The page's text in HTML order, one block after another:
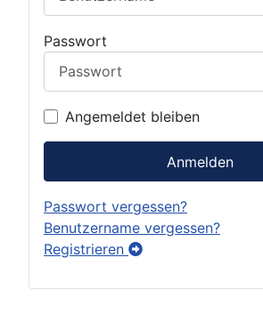
Passwort
Angemeldet bleiben
Anmelden
Passwort vergessen?
Benutzername vergessen?
Registrieren